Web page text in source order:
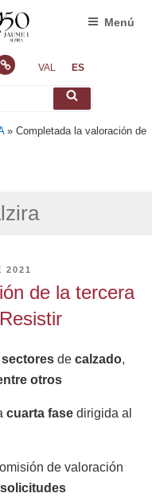
NormasVAL ES
Buscar
Menú
»Completada la valoración de
2021
de la tercera
sectores decalzado,
otros
cuarta fase dirigida al
de valoración
solicitudes